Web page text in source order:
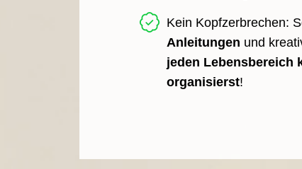
Kein Kopfzerbrechen:
Anleitungen und
jeden Lebensbereich
organisierst!